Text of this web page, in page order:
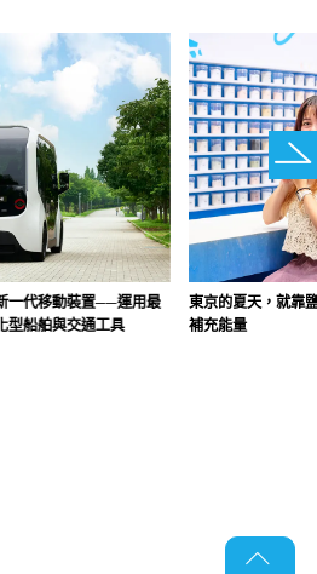
一代移動裝置──運用最
型船舶與交通工具
東京的夏天，就靠
補充能量